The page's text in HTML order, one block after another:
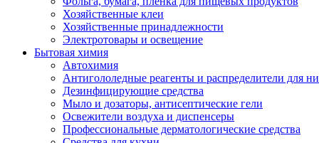
Хозяйственные клеи
Хозяйственные принадлежности
Электротовары и освещение
Бытовая химия
Автохимия
Антигололедные реагенты и распределители для
Дезинфицирующие средства
Мыло и дозаторы, антисептические гели
Освежители воздуха и диспенсеры
Профессиональные дерматологические средства